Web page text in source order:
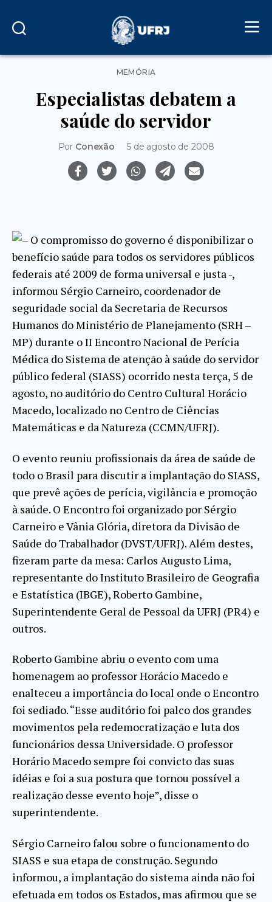
Categorias
MEMÓRIA
Especialistas debatem a
saúde do servidor
Por Conexão 5 de agosto de 2008
– O compromisso do governo é disponibilizar o
benefício saúde para todos os servidores públicos
federais até 2009 de forma universal e justa -,
informou Sérgio Carneiro, coordenador de
seguridade social da Secretaria de Recursos
Humanos do Ministério de Planejamento (SRH –
MP) durante o II Encontro Nacional de Perícia
Médica do Sistema de atenção à saúde do servidor
público federal (SIASS) ocorrido nesta terça, 5 de
agosto, no auditório do Centro Cultural Horácio
Macedo, localizado no Centro de Ciências
Matemáticas e da Natureza (CCMN/UFRJ).
O evento reuniu profissionais da área de saúde de
todo o Brasil para discutir a implantação do SIASS,
que prevê ações de perícia, vigilância e promoção
à saúde. O Encontro foi organizado por Sérgio
Carneiro e Vânia Glória, diretora da Divisão de
Saúde do Trabalhador (DVST/UFRJ). Além destes,
fizeram parte da mesa: Carlos Augusto Lima,
representante do Instituto Brasileiro de Geografia
e Estatística (IBGE), Roberto Gambine,
Superintendente Geral de Pessoal da UFRJ (PR4) e
outros.
Roberto Gambine abriu o evento com uma
homenagem ao professor Horácio Macedo e
enalteceu a importância do local onde o Encontro
foi sediado. “Esse auditório foi palco dos grandes
movimentos pela redemocratização e luta dos
funcionários dessa Universidade. O professor
Horário Macedo sempre foi convicto das suas
idéias e foi a sua postura que tornou possível a
realização desse evento hoje”, disse o
superintendente.
Sérgio Carneiro falou sobre o funcionamento do
SIASS e sua etapa de construção. Segundo
informou, a implantação do sistema ainda não foi
efetuada em todos os Estados, mas afirmou que se